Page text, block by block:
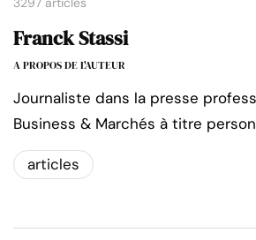
Franck Stassi
A PROPOS DE L'AUTEUR
Journaliste dans la presse
Business & Marchés à titre
articles